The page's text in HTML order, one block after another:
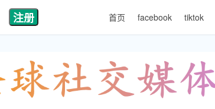
注册 首页 facebook tiktok